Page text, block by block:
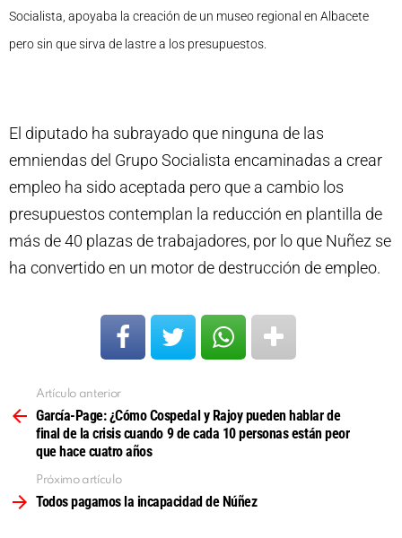
Socialista, apoyaba la creación de un museo regional en Albacete
pero sin que sirva de lastre a los presupuestos.
El diputado ha subrayado que ninguna de las
emniendas del Grupo Socialista encaminadas a crear
empleo ha sido aceptada pero que a cambio los
presupuestos contemplan la reducción en plantilla de
más de 40 plazas de trabajadores, por lo que Nuñez se
ha convertido en un motor de destrucción de empleo.
más
Artículo anterior
García-Page: ¿Cómo Cospedal y Rajoy pueden hablar de
final de la crisis cuando 9 de cada 10 personas están peor
que hace cuatro años
Próximo artículo
Todos pagamos la incapacidad de Núñez